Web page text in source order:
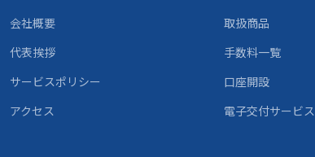
会社概要
代表挨拶
サービスポリシー
アクセス
取扱商品
手数料一覧
口座開設
電子交付サービス